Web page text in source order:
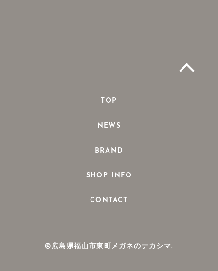
TOP
NEWS
BRAND
SHOP INFO
CONTACT
©広島県福山市東町メガネのナカシマ.